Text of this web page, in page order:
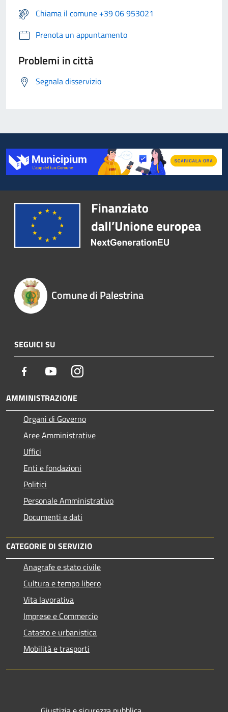
Chiama il comune +39 06 953021
Prenota un appuntamento
Problemi in città
Segnala disservizio
Comune di Palestrina
SEGUICI SU
Facebook YoutubeInstagram
AMMINISTRAZIONE
Organi di Governo
Aree Amministrative
Uffici
Enti e fondazioni
Politici
Personale Amministrativo
Documenti e dati
CATEGORIE DI SERVIZIO
Anagrafe e stato civile
Cultura e tempo libero
Vita lavorativa
Imprese e Commercio
Catasto e urbanistica
Mobilità e trasporti